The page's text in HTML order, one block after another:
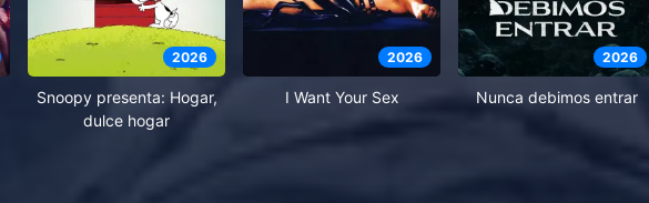
2026
Snoopy presenta: Hogar,
dulce hogar
2026
I Want Your Sex
2026
Nunca debimos entrar